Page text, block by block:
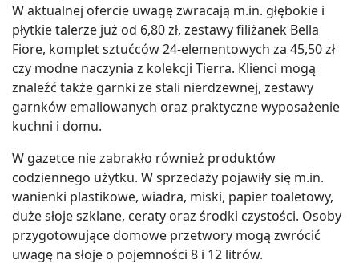
W aktualnej ofercie uwagę zwracają m.in. głębokie i
płytkie talerze już od 6,80 zł, zestawy filiżanek Bella
Fiore, komplet sztućców 24-elementowych za 45,50 zł
czy modne naczynia z kolekcji Tierra. Klienci mogą
znaleźć także garnki ze stali nierdzewnej, zestawy
garnków emaliowanych oraz praktyczne wyposażenie
kuchni i domu.
W gazetce nie zabrakło również produktów
codziennego użytku. W sprzedaży pojawiły się m.in.
wanienki plastikowe, wiadra, miski, papier toaletowy,
duże słoje szklane, ceraty oraz środki czystości. Osoby
przygotowujące domowe przetwory mogą zwrócić
uwagę na słoje o pojemności 8 i 12 litrów.